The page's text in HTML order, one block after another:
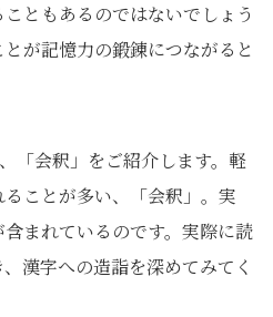
ともあるのではないでしょう
が記憶⼒の鍛錬につながると
「会釈」をご紹介します。軽
ことが多い、「会釈」。実
まれているのです。実際に読
漢字への造詣を深めてみてく